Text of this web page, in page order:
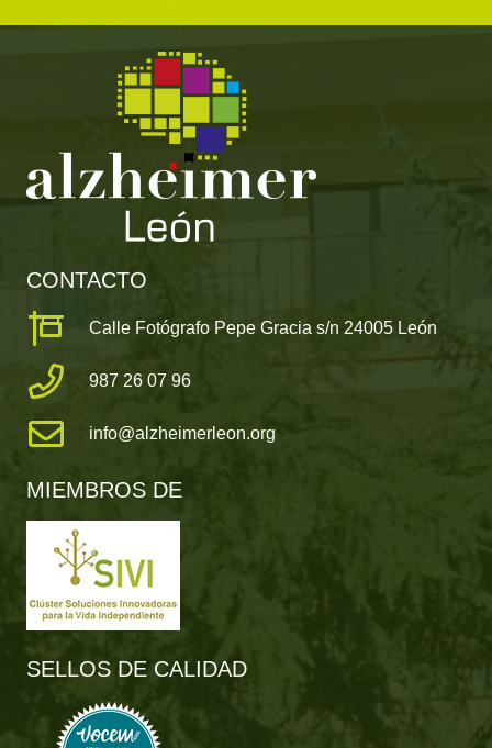
CONTACTO
Calle Fotógrafo Pepe Gracia s/n 24005 León
987 26 07 96
info@alzheimerleon.org
MIEMBROS DE
SELLOS DE CALIDAD